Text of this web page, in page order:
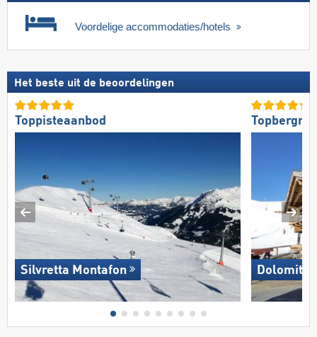
Voordelige accommodaties/hotels
Het beste uit de beoordelingen
Toppisteaanbod
Silvretta Montafon